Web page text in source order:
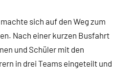
sich auf den Weg zum
Nach einer kurzen Busfahrt
und Schüler mit den
in drei Teams eingeteilt und